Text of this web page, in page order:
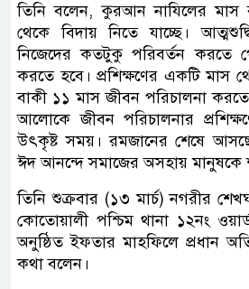
তিনি বলেন, কুরআন নাযিলের
থেকে বিদায় নিতে যাচ্ছে।
নিজেদের কতটুকু পরিবর্তন করতে
করতে হবে। প্রশিক্ষণের একটি মাস
বাকী ১১ মাস জীবন পরিচালনা
আলোকে জীবন পরিচালনার
উৎকৃষ্ট সময়। রমজানের শেষে
ঈদ আনন্দে সমাজের অসহায় মানুষকে
তিনি শুক্রবার (১৩ মার্চ) নগরীর
কোতোয়ালী পশ্চিম থানা ১২নং
অনুষ্ঠিত ইফতার মাহফিলে প্রধান
কথা বলেন।